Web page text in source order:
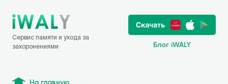
Сервис памяти и ухода за
захоронениями
Блог iWALY
На главную